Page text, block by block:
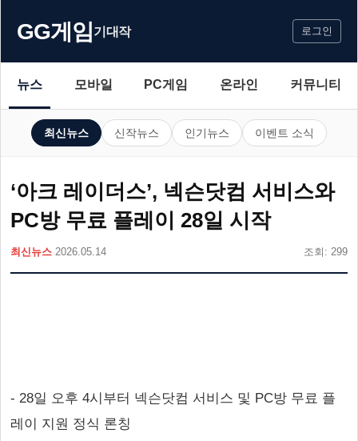
GG게임기대작 로그인
뉴스 모바일 PC게임 온라인 커뮤니티
최신뉴스 신작뉴스 인기뉴스 이벤트 소식
‘아크 레이더스’, 넥슨닷컴 서비스와
PC방 무료 플레이 28일 시작
최신뉴스 2026.05.14 조회: 299
- 28일 오후 4시부터 넥슨닷컴 서비스 및 PC방 무료 플
레이 지원 정식 론칭